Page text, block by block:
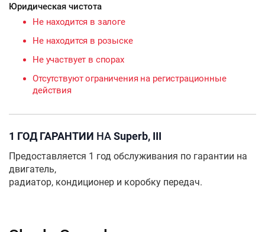
Юридическая чистота
Не находится в залоге
Не находится в розыске
Не участвует в спорах
Отсутствуют ограничения на регистрационные
действия
1 ГОД ГАРАНТИИ НАSuperb, III
Предоставляется 1 год обслуживания по гарантии на
двигатель,
радиатор, кондиционер и коробку передач.